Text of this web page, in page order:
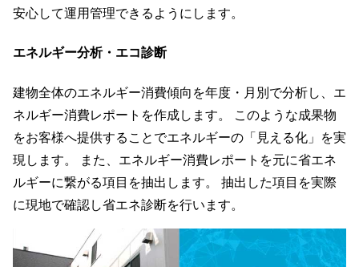
安心して運用管理できるようにします。
エネルギー分析・エコ診断
建物全体のエネルギー消費傾向を年度・月別で分析し、エ
ネルギー消費レポートを作成します。 このような成果物
をお客様へ提供することでエネルギーの「見える化」を実
現します。 また、エネルギー消費レポートを元に省エネ
ルギーに繋がる項目を抽出します。 抽出した項目を実際
に現地で確認し省エネ診断を行います。